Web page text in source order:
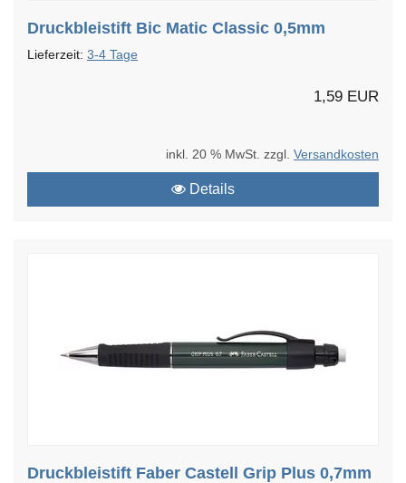
Druckbleistift Bic Matic Classic 0,5mm
Lieferzeit: 3-4 Tage
1,59 EUR
inkl. 20 % MwSt. zzgl. Versandkosten
Details
Druckbleistift Faber Castell Grip Plus 0,7mm